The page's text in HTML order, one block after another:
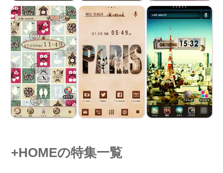
+HOMEの特集一覧